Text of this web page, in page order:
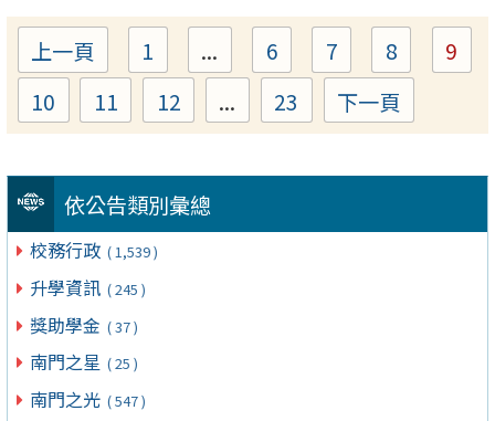
依公告類別彙總
校務行政 ( 1,539 )
升學資訊 ( 245 )
獎助學金 ( 37 )
南門之星 ( 25 )
南門之光 ( 547 )
上一頁 Page
1 ... Page
6 Page
7 Page
8
9
Page
10 Page
11 Page
12 ... Page
23 下一頁